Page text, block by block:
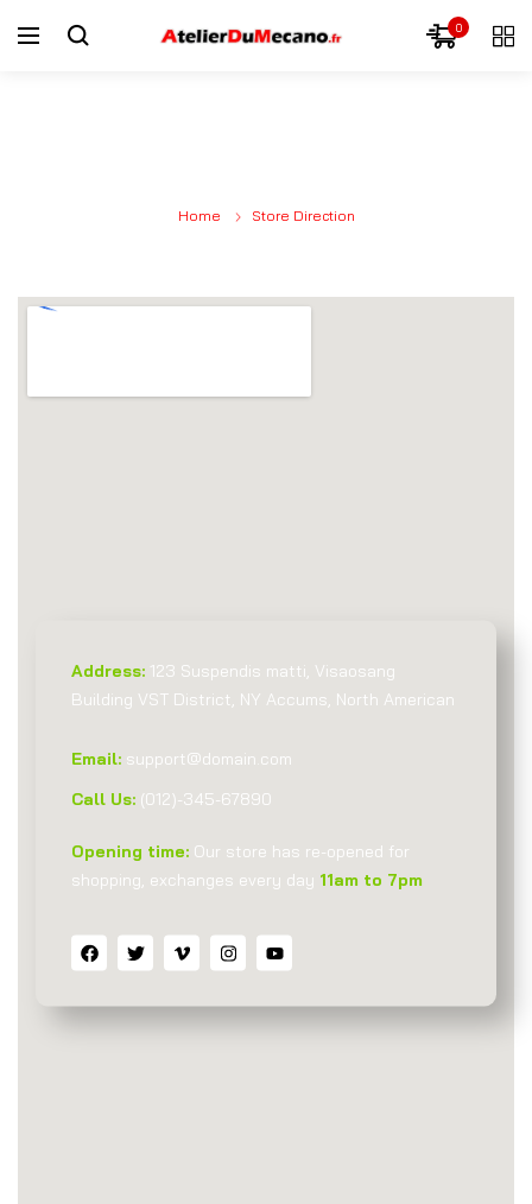
0
Home Store Direction
Address: 123 Suspendis matti, Visaosang
Building VST District, NY Accums, North American
Email: support@domain.com
Call Us: (012)-345-67890
Opening time: Our store has re-opened for
shopping, exchanges every day 11am to 7pm